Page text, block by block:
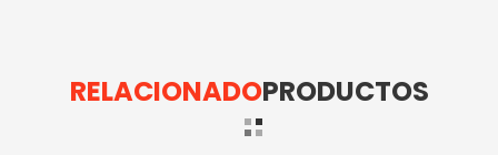
RELACIONADOPRODUCTOS